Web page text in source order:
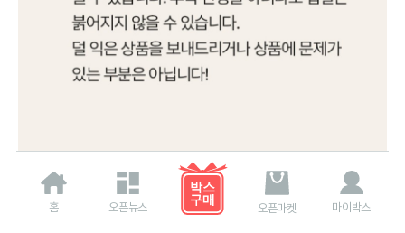
홈 오픈뉴스 오픈마켓 마이박스